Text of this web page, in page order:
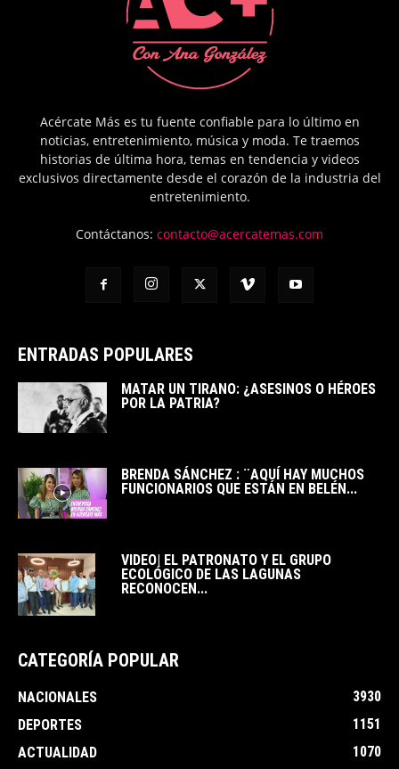
Acércate Más es tu fuente confiable para lo último en
noticias, entretenimiento, música y moda. Te traemos
historias de última hora, temas en tendencia y videos
exclusivos directamente desde el corazón de la industria del
entretenimiento.
Contáctanos: contacto@acercatemas.com
ENTRADAS POPULARES
MATAR UN TIRANO: ¿ASESINOS O HÉROES
POR LA PATRIA?
BRENDA SÁNCHEZ : ¨AQUÍ HAY MUCHOS
FUNCIONARIOS QUE ESTÁN EN BELÉN...
VIDEO| EL PATRONATO Y EL GRUPO
ECOLÓGICO DE LAS LAGUNAS
RECONOCEN...
CATEGORÍA POPULAR
NACIONALES
3930
DEPORTES
1151
ACTUALIDAD
1070